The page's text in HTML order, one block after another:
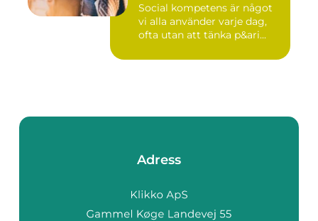
Social kompetens är något
vi alla använder varje dag,
ofta utan att tänka p&ari...
Adress